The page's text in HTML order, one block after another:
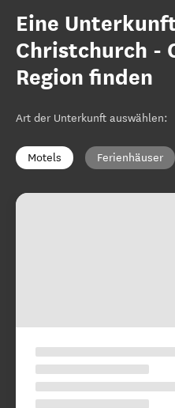
Eine
Christchurch -
Region finden
Art der Unterkunft auswählen:
Motels Ferienhäuser